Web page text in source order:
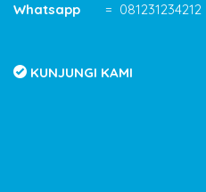
Whatsapp = 081231234212
KUNJUNGI KAMI